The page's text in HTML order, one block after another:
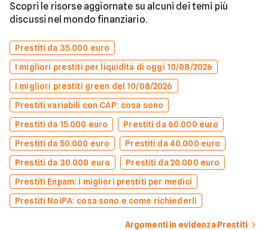
Scopri le risorse aggiornate su alcuni dei temi più
discussi nel mondo finanziario.
Prestiti da 35.000 euro
I migliori prestiti per liquidità di oggi 10/08/2026
I migliori prestiti green del 10/08/2026
Prestiti variabili con CAP: cosa sono
Prestiti da 15.000 euro
Prestiti da 60.000 euro
Prestiti da 50.000 euro
Prestiti da 40.000 euro
Prestiti da 30.000 euro
Prestiti da 20.000 euro
Prestiti Enpam: i migliori prestiti per medici
Prestiti NoiPA: cosa sono e come richiederli
Argomenti in evidenza Prestiti